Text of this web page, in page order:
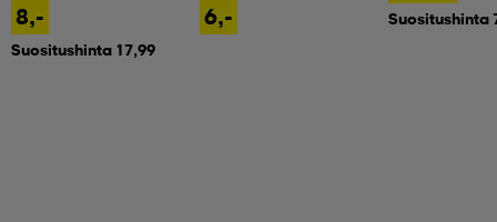
8,-
Suositushinta 17,99
6,- Suositushinta